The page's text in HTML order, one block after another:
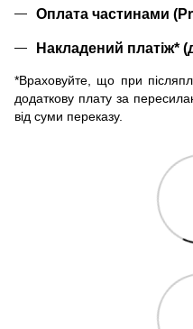
Оплата частинами
Накладений платіж*
*Враховуйте, що при
додаткову плату за
від суми переказу.